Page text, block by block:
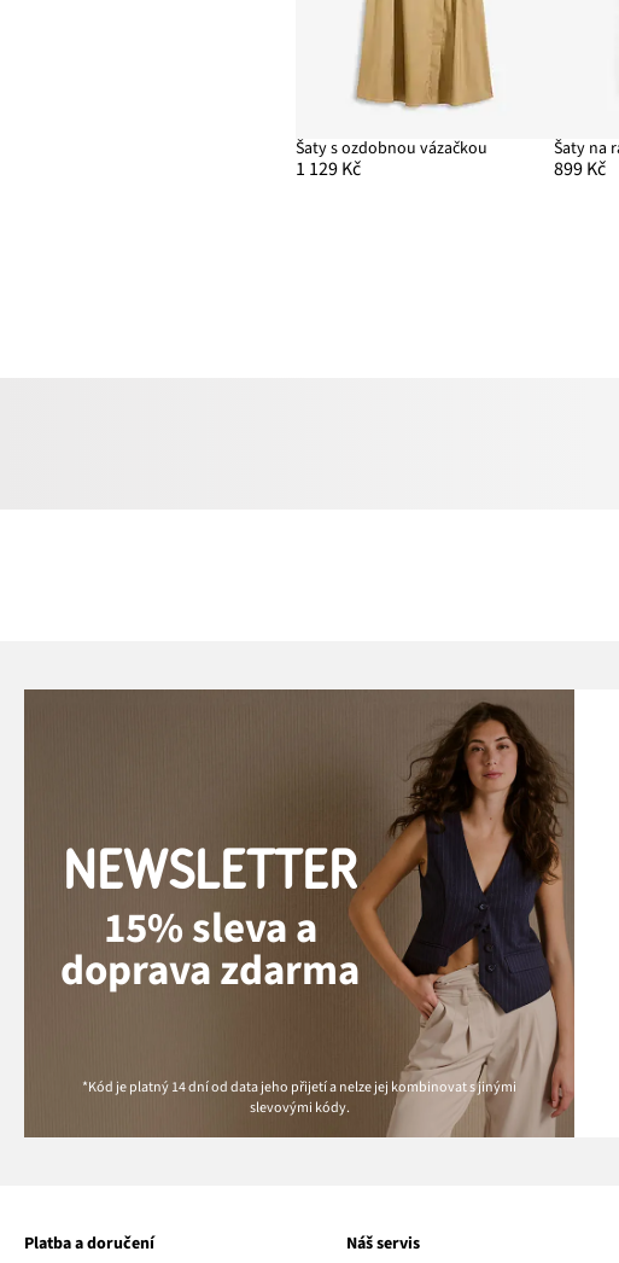
Šaty s ozdobnou vázačkou
1 129 Kč 899 Kč
NEWSLETTER
15% sleva a
doprava zdarma
*Kód je platný 14 dní od data jeho přijetí a nelze jej kombinovat s jinými
slevovými kódy.
Platba a doručení Náš servis